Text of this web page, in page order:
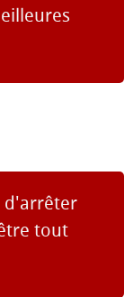
d'arrêter
tout